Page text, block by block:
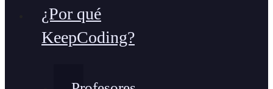
¿Por qué
KeepCoding?